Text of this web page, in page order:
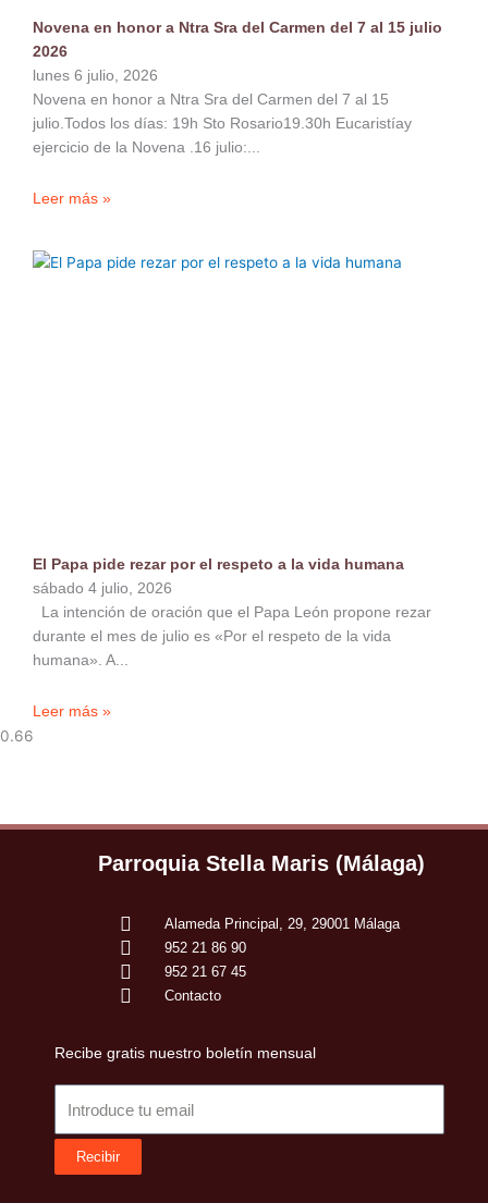
Novena en honor a Ntra Sra del Carmen del 7 al 15 julio
2026
lunes 6 julio, 2026
Novena en honor a Ntra Sra del Carmen del 7 al 15
julio.Todos los días: 19h Sto Rosario19.30h Eucaristíay
ejercicio de la Novena .16 julio:
Leer más »
El Papa pide rezar por el respeto a la vida humana
sábado 4 julio, 2026
La intención de oración que el Papa León propone rezar
durante el mes de julio es «Por el respeto de la vida
humana». A
Leer más »
Parroquia Stella Maris (Málaga)
Alameda Principal, 29, 29001 Málaga
952 21 86 90
952 21 67 45
Contacto
Recibe gratis nuestro boletín mensual
Recibir